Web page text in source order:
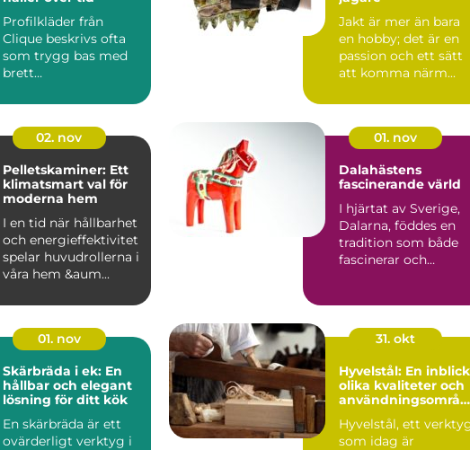
Profilkläder från
Clique beskrivs ofta
som trygg bas med
brett
Jakt är mer än bara
en hobby; det är en
passion och ett sätt
att komma närm...
02. nov
Pelletskaminer: Ett
klimatsmart val för
moderna hem
I en tid när hållbarhet
och energieffektivitet
spelar huvudrollerna i
våra hem &aum...
01. nov
Dalahästens
fascinerande värld
I hjärtat av Sverige,
Dalarna, föddes en
tradition som både
fascinerar och
01. nov
Skärbräda i ek: En
hållbar och elegant
lösning för ditt kök
En skärbräda är ett
ovärderligt verktyg i
31. okt
Hyvelstål: En
olika kvaliteter och
Hyvelstål, ett
som idag är